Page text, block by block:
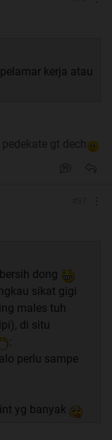
kerja atau
gt dech
dong
sikat gigi
males tuh
di situ
perlu sampe
yg banyak